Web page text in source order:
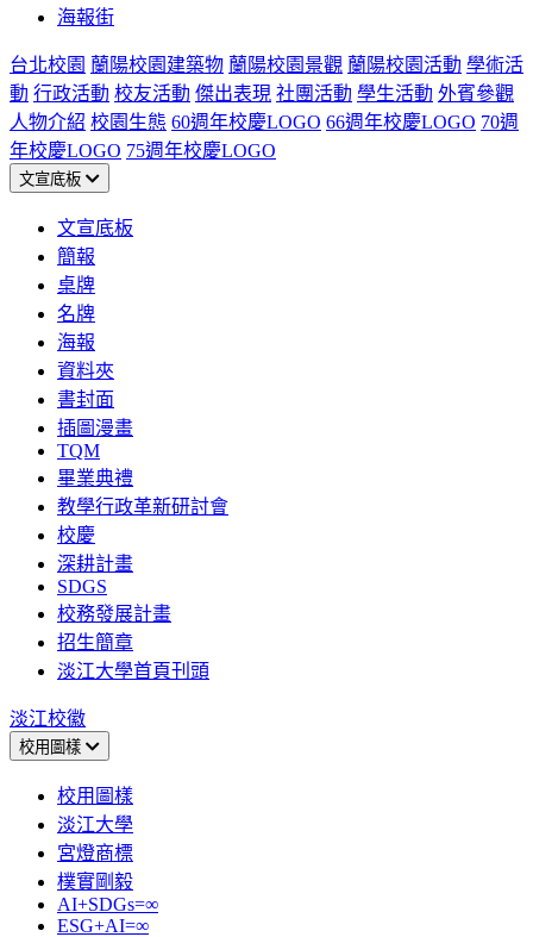
海報街
台北校園 蘭陽校園建築物 蘭陽校園景觀 蘭陽校園活動 學術活
動 行政活動 校友活動 傑出表現 社團活動 學生活動 外賓參觀
人物介紹 校園生態 60週年校慶LOGO 66週年校慶LOGO 70週
年校慶LOGO 75週年校慶LOGO
文宣底板
文宣底板
簡報
桌牌
名牌
海報
資料夾
書封面
插圖漫畫
TQM
畢業典禮
教學行政革新研討會
校慶
深耕計畫
SDGS
校務發展計畫
招生簡章
淡江大學首頁刊頭
淡江校徽
校用圖樣
校用圖樣
淡江大學
宮燈商標
樸實剛毅
AI+SDGs=∞
ESG+AI=∞